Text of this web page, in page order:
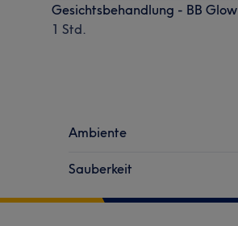
Gesichtsbehandlung - BB Glow
1 Std.
Ambiente
Sauberkeit